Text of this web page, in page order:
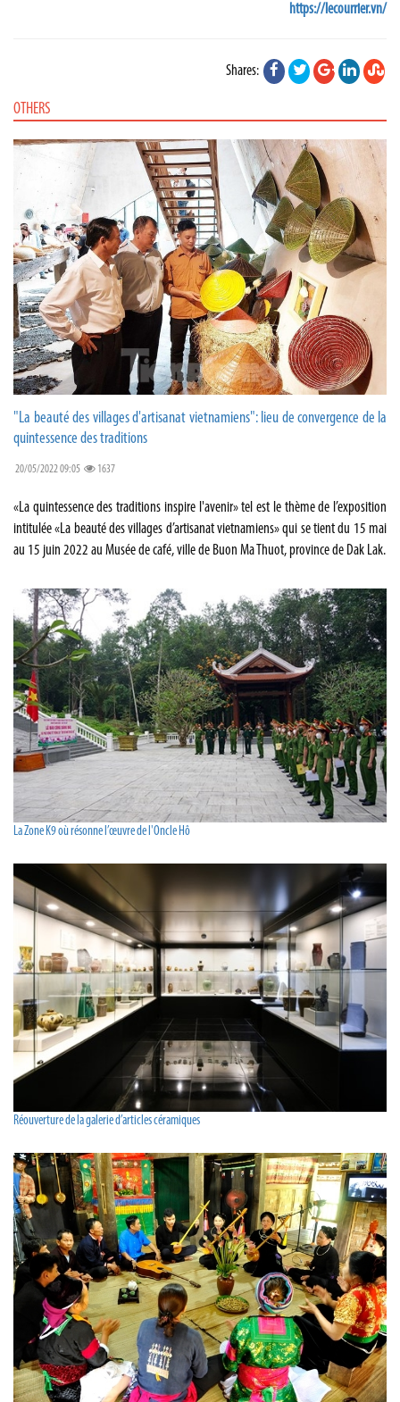
https://lecourrier.vn/
Shares:
OTHERS
"La beauté des villages d'artisanat vietnamiens": lieu de convergence de la
quintessence des traditions
20/05/2022 09:05 1637
«La quintessence des traditions inspire l'avenir» tel est le thème de l’exposition
intitulée «La beauté des villages d’artisanat vietnamiens» qui se tient du 15 mai
au 15 juin 2022 au Musée de café, ville de Buon Ma Thuot, province de Dak Lak.
La Zone K9 où résonne l’œuvre de l'Oncle Hô
Réouverture de la galerie d’articles céramiques